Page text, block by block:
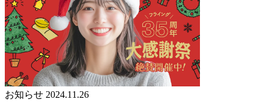
お知らせ 2024.11.26